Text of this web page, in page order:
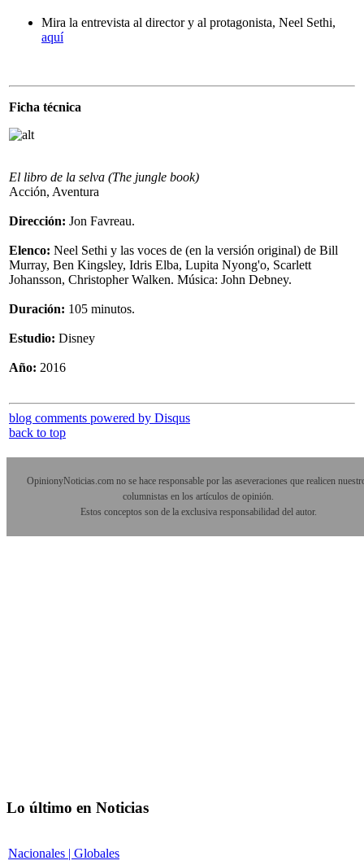
Mira la entrevista al director y al protagonista, Neel Sethi,
aquí
Ficha técnica
El libro de la selva (The jungle book)
Acción, Aventura
Dirección: Jon Favreau.
Elenco: Neel Sethi y las voces de (en la versión original) de Bill
Murray, Ben Kingsley, Idris Elba, Lupita Nyong'o, Scarlett
Johansson, Christopher Walken. Música: John Debney.
Duración: 105 minutos.
Estudio: Disney
Año: 2016
blog comments powered by Disqus
back to top
OpinionyNoticias.com no se hace responsable por las aseveraciones que realicen
columnistas en los artículos de opinión.
Estos conceptos son de la exclusiva responsabilidad del autor.
Lo último en Noticias
Nacionales | Globales